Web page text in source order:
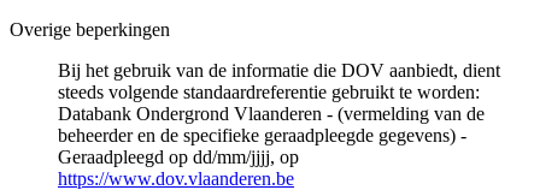
Overige beperkingen
Bij het gebruik van de informatie die DOV aanbiedt, dient
steeds volgende standaardreferentie gebruikt te worden:
Databank Ondergrond Vlaanderen - (vermelding van de
beheerder en de specifieke geraadpleegde gegevens) -
Geraadpleegd op dd/mm/jjjj, op
https://www.dov.vlaanderen.be